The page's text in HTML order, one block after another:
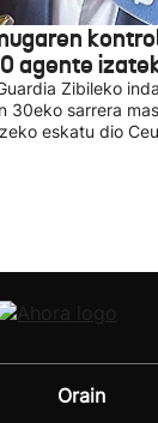
agente
Zibileko
30eko sarrera
eskatu dio
Orain